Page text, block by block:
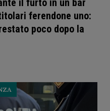
il furto in un bar
ferendone uno:
poco dopo la